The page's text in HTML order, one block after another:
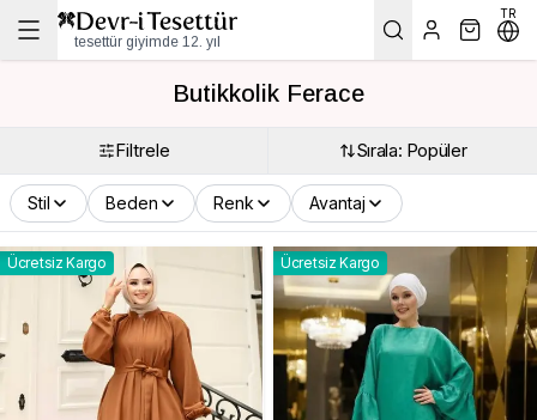
tesettür giyimde 12. yıl
TR
Butikkolik Ferace
Filtrele Sırala: Popüler
Stil Beden Renk Avantaj
Ücretsiz Kargo Ücretsiz Kargo